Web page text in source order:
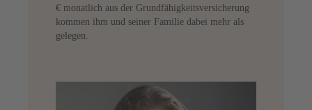
€ monatlich aus der Grundfähigkeitsversicherung
kommen ihm und seiner Familie dabei mehr als
gelegen.